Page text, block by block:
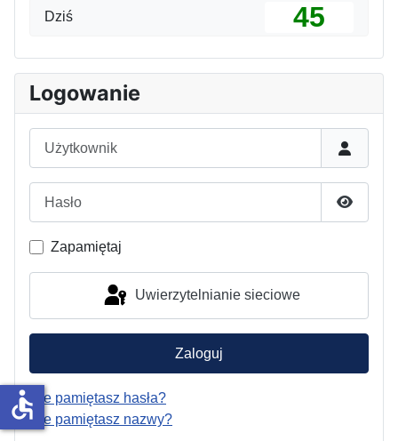
Dziś 45
Logowanie
Pokaż
Zapamiętaj
Uwierzytelnianie sieciowe
Zaloguj
Nie pamiętasz hasła?
Nie pamiętasz nazwy?
accessible